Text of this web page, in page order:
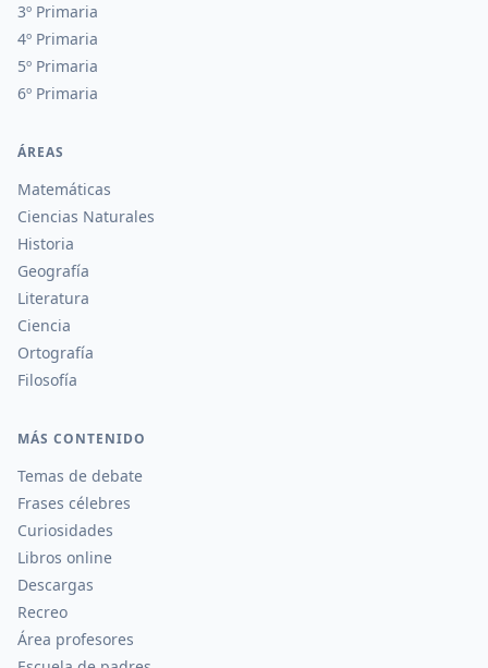
3º Primaria
4º Primaria
5º Primaria
6º Primaria
ÁREAS
Matemáticas
Ciencias Naturales
Historia
Geografía
Literatura
Ciencia
Ortografía
Filosofía
MÁS CONTENIDO
Temas de debate
Frases célebres
Curiosidades
Libros online
Descargas
Recreo
Área profesores